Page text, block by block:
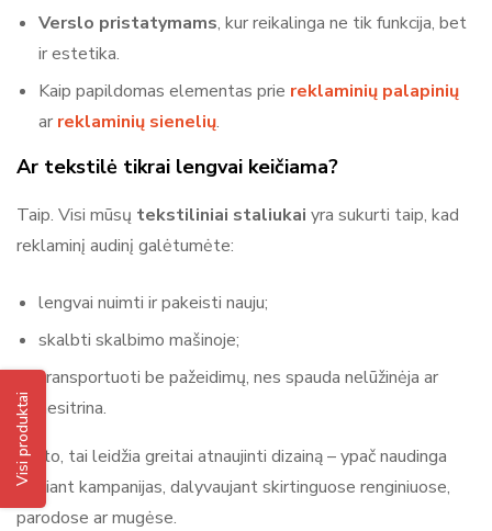
Visi produktai
Verslo pristatymams, kur reikalinga ne tik funkcija, bet
ir estetika.
Kaip papildomas elementas prie reklaminių palapinių
ar reklaminių sienelių.
Ar tekstilė tikrai lengvai keičiama?
Taip. Visi mūsų tekstiliniai staliukai yra sukurti taip, kad
reklaminį audinį galėtumėte:
lengvai nuimti ir pakeisti nauju;
skalbti skalbimo mašinoje;
transportuoti be pažeidimų, nes spauda nelūžinėja ar
nesitrina.
Be to, tai leidžia greitai atnaujinti dizainą – ypač naudinga
keičiant kampanijas, dalyvaujant skirtinguose renginiuose,
parodose ar mugėse.